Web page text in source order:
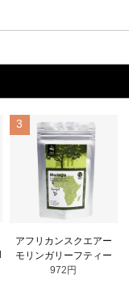
3
アフリカンスクエアー
モリンガリーフティー
972円